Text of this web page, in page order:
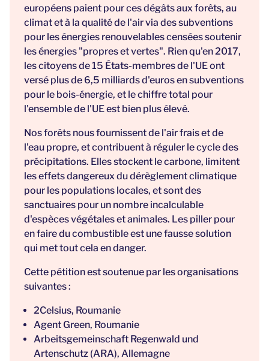
européens paient pour ces dégâts aux forêts, au
climat et à la qualité de l'air via des subventions
pour les énergies renouvelables censées soutenir
les énergies "propres et vertes". Rien qu'en 2017,
les citoyens de 15 États-membres de l'UE ont
versé plus de 6,5 milliards d'euros en subventions
pour le bois-énergie, et le chiffre total pour
l'ensemble de l'UE est bien plus élevé.
Nos forêts nous fournissent de l'air frais et de
l'eau propre, et contribuent à réguler le cycle des
précipitations. Elles stockent le carbone, limitent
les effets dangereux du dérèglement climatique
pour les populations locales, et sont des
sanctuaires pour un nombre incalculable
d'espèces végétales et animales. Les piller pour
en faire du combustible est une fausse solution
qui met tout cela en danger.
Cette pétition est soutenue par les organisations
suivantes :
2Celsius, Roumanie
Agent Green, Roumanie
Arbeitsgemeinschaft Regenwald und
Artenschutz (ARA), Allemagne